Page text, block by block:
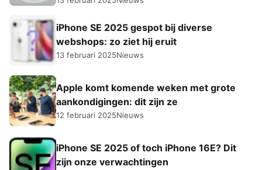
iPhone SE 2025 gespot bij diverse
webshops: zo ziet hij eruit
13 februari 2025Nieuws
Apple komt komende weken met grote
aankondigingen: dit zijn ze
12 februari 2025Nieuws
iPhone SE 2025 of toch iPhone 16E? Dit
zijn onze verwachtingen